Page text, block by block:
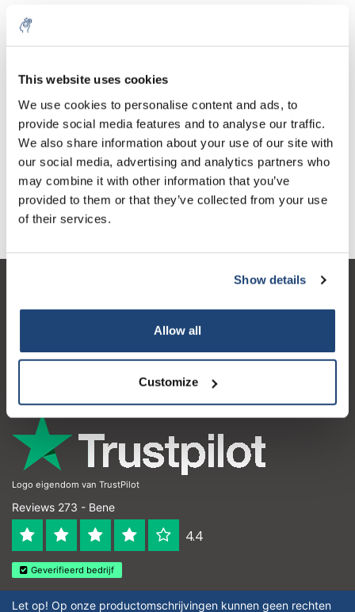
This website uses cookies
We use cookies to personalise content and ads, to
provide social media features and to analyse our traffic.
We also share information about your use of our site with
our social media, advertising and analytics partners who
may combine it with other information that you’ve
provided to them or that they’ve collected from your use
of their services.
Show details
Allow all
Customize
Quantità Prodotto
100 Pezzi
€119,25
€144,29
IVA Incl.
Di più
Aggiungi al carrello
Informazioni
Dettagli di contatto
Logo eigendom van TrustPilot
Reviews 273 - Bene
4.4
Geverifieerd bedrijf
Let op! Op onze productomschrijvingen kunnen geen rechten